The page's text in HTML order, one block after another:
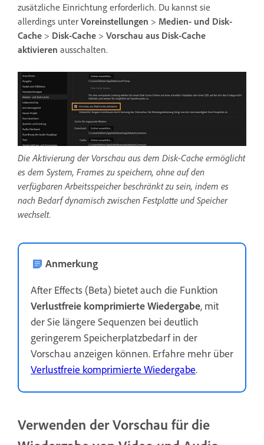
zusätzliche Einrichtung erforderlich. Du kannst sie
allerdings unter Voreinstellungen > Medien- und Disk-
Cache > Disk-Cache > Vorschau aus Disk-Cache
aktivieren ausschalten.
Die Aktivierung der Vorschau aus dem Disk-Cache ermöglicht
es dem System, Frames zu speichern, ohne auf den
verfügbaren Arbeitsspeicher beschränkt zu sein, indem es
nach Bedarf dynamisch zwischen Festplatte und Speicher
wechselt.
Anmerkung
After Effects (Beta) bietet auch die Funktion
Verlustfreie komprimierte Wiedergabe, mit
der Sie längere Sequenzen bei deutlich
geringerem Speicherplatzbedarf in der
Vorschau anzeigen können. Erfahre mehr über
Verlustfreie komprimierte Wiedergabe.
Verwenden der Vorschau für die